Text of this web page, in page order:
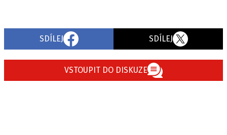
SDÍLEJ SDÍLEJ
VSTOUPIT DO DISKUZE